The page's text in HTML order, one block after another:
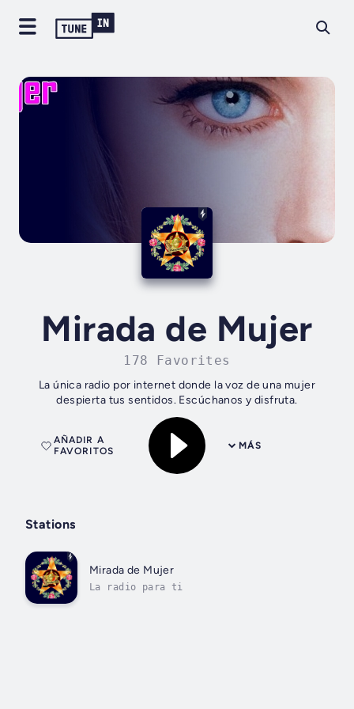
Mirada de Mujer
178 Favorites
La única radio por internet donde la voz de una mujer
despierta tus sentidos. Escúchanos y disfruta.
MÁS
AÑADIR A
FAVORITOS
Stations
Mirada de Mujer
La radio para ti